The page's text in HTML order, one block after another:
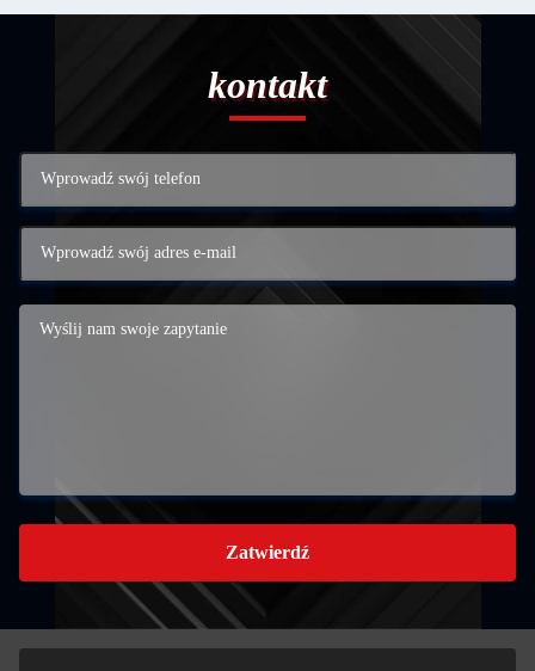
kontakt
Zatwierdź